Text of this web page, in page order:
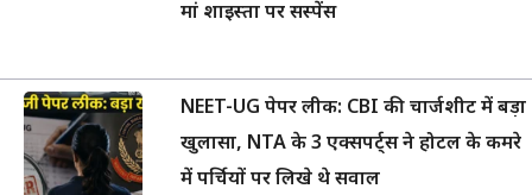
मां शाइस्ता पर सस्पेंस
NEET-UG पेपर लीक: CBI की चार्जशीट में बड़ा
खुलासा, NTA के 3 एक्सपर्ट्स ने होटल के कमरे
में पर्चियों पर लिखे थे सवाल